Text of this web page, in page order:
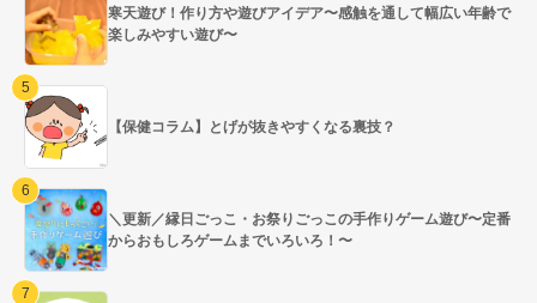
寒天遊び！作り方や遊びアイデア〜感触を通して幅広い年齢で
楽しみやすい遊び〜
【保健コラム】とげが抜きやすくなる裏技？
＼更新／縁日ごっこ・お祭りごっこの手作りゲーム遊び〜定番
からおもしろゲームまでいろいろ！〜